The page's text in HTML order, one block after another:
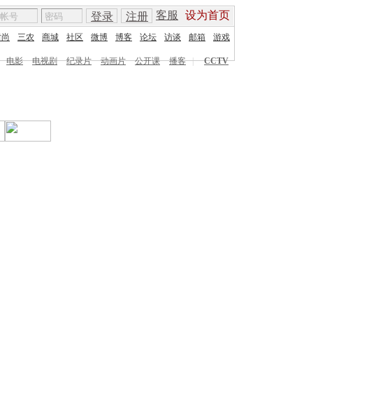
客服 设为首页
登录 注册
三农 商城 社区 微博 博客 论坛 访谈 邮箱 游戏
电影 电视剧 纪录片 动画片 公开课 播客 |
CCTV